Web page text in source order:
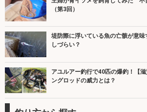
（第3回）
堤防際に浮いている魚の亡骸が意
しづらい？
アユルアー釣行で40匹の爆釣！【
ングロッドの威力とは？